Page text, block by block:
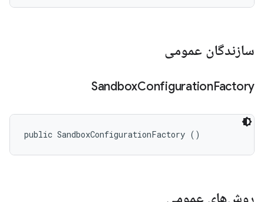
سازندگان عمومی
SandboxConfigurationFactory
public SandboxConfigurationFactory ()
روش‌های عمومی